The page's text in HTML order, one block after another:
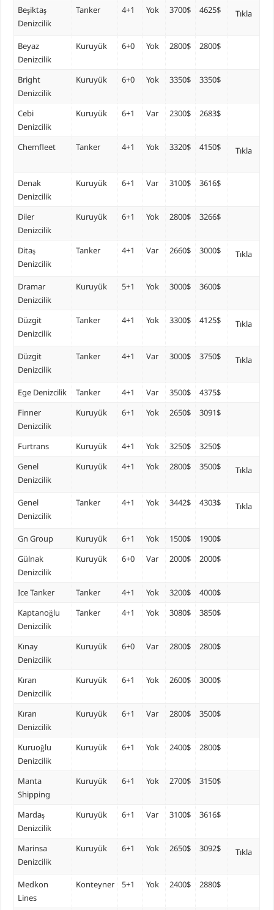
Beşiktaş
Denizcilik
Tanker 4+1 Yok 3700$ 4625$ Tıkla
Beyaz
Denizcilik
Kuruyük 6+0 Yok 2800$ 2800$
Bright
Denizcilik
Kuruyük 6+0 Yok 3350$ 3350$
Cebi
Denizcilik
Kuruyük 6+1 Var 2300$ 2683$
Chemfleet Tanker 4+1 Yok 3320$ 4150$ Tıkla
Denak
Denizcilik
Kuruyük 6+1 Var 3100$ 3616$
Diler
Denizcilik
Kuruyük 6+1 Yok 2800$ 3266$
Ditaş
Denizcilik
Tanker 4+1 Var 2660$ 3000$ Tıkla
Dramar
Denizcilik
Kuruyük 5+1 Yok 3000$ 3600$
Düzgit
Denizcilik
Tanker 4+1 Yok 3300$ 4125$ Tıkla
Düzgit
Denizcilik
Tanker 4+1 Var 3000$ 3750$ Tıkla
Ege Denizcilik Tanker 4+1 Var 3500$
4375$
Finner
Denizcilik
Kuruyük 6+1 Yok 2650$ 3091$
Furtrans Kuruyük 4+1 Yok 3250$
3250$
Genel
Denizcilik
Kuruyük 4+1 Yok 2800$ 3500$ Tıkla
Genel
Denizcilik
Tanker 4+1 Yok 3442$ 4303$ Tıkla
Gn Group Kuruyük 6+1 Yok 1500$
1900$
Gülnak
Denizcilik
Kuruyük 6+0 Var 2000$ 2000$
Ice Tanker Tanker 4+1 Yok 3200$
4000$
Kaptanoğlu
Denizcilik
Tanker 4+1 Yok 3080$ 3850$
Kınay
Denizcilik
Kuruyük 6+0 Var 2800$ 2800$
Kıran
Denizcilik
Kuruyük 6+1 Yok 2600$ 3000$
Kıran
Denizcilik
Kuruyük 6+1 Var 2800$ 3500$
Kuruoğlu
Denizcilik
Kuruyük 6+1 Yok 2400$ 2800$
Manta
Shipping
Kuruyük 6+1 Yok 2700$ 3150$
Mardaş
Denizcilik
Kuruyük 6+1 Var 3100$ 3616$
Marinsa
Denizcilik
Kuruyük 6+1 Yok 2650$ 3092$ Tıkla
Medkon
Lines
Konteyner 5+1 Yok 2400$ 2880$